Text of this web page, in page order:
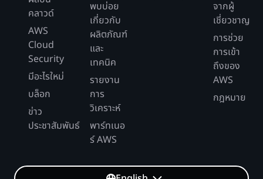
คลาวด์
AWS
Cloud
Security
มีอะไรใหม่
บล็อก
ข่าว
ประชาสัมพันธ์
พบบ่อย
เกี่ยวกับ
ผลิตภัณฑ์
และ
เทคนิค
รายงาน
การ
วิเคราะห์
พาร์ทเนอ
ร์ AWS
จากผู้
เชี่ยวชาญ
การช่วย
การเข้า
ถึงของ
AWS
กฎหมาย